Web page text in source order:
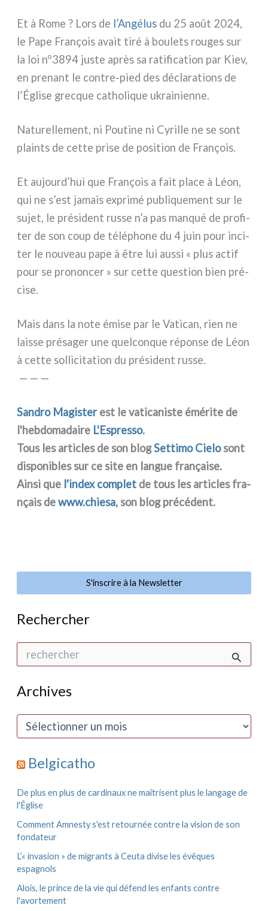
Et à Rome ? Lors de l’Angélus du 25 août 2024,
le Pape François avait tiré à bou­le­ts rou­ges sur
la loi n°3894 juste après sa rati­fi­ca­tion par Kiev,
en pre­nant le contre-pied des décla­ra­tions de
l’Église grec­que catho­li­que ukrai­nien­ne.
Naturellement, ni Poutine ni Cyrille ne se sont
plain­ts de cet­te pri­se de posi­tion de François.
Et aujourd’hui que François a fait pla­ce à Léon,
qui ne s’est jamais expri­mé publi­que­ment sur le
sujet, le pré­si­dent rus­se n’a pas man­qué de pro­fi­
ter de son coup de télé­pho­ne du 4 juin pour inci­
ter le nou­veau pape à être lui aus­si « plus actif
pour se pro­non­cer » sur cet­te que­stion bien pré­
ci­se.
Mais dans la note émi­se par le Vatican, rien ne
lais­se pré­sa­ger une quel­con­que répon­se de Léon
à cet­te sol­li­ci­ta­tion du pré­si­dent rus­se.
— — —
Sandro Magisterest le vati­ca­ni­ste émé­ri­te de
l'hebdomadaire L'Espresso.
Tous les arti­cles de son blogSettimo Cielosont
dispo­ni­bles sur ce site en lan­gue fra­nçai­se.
Ainsi que l'index com­plet de tous les arti­cles fra­
nçais dewww.chiesa, son blog pré­cé­dent.
S'inscrire à la Newsletter
Rechercher
e
c
Archives
A
i
e
s
Belgicatho
De plus en plus de cardinaux ne maîtrisent plus le langage de
l'Église
Comment Amnesty s'est retournée contre la vision de son
fondateur
L’« invasion » de migrants à Ceuta divise les évêques
espagnols
Alois, le prince de la vie qui défend les enfants contre
l'avortement